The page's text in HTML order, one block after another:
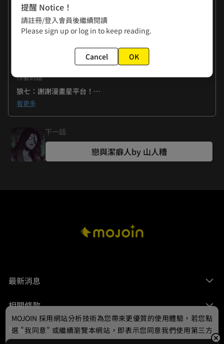
蘇茉茉
狼七
作者的話
狼七：謝謝漫畫星平台！
很榮幸參與這次的週年特別企劃，斗膽亂入了泥馬老師的疾走
希望依如不要被嚇跑，繼續為了戀愛而勇敢疾走吧！
漫畫星★生日快樂！要一起前進長長久久喔
▶原作看這邊٩(๑•̀ω•́๑)۶：https://bean.fun/kmw5g &
看更多
下一話
戀與潔癖人by 山人糟
最新消息
相關條款
聯絡我們
MOJOIN 採用網站分析技術為您帶來更優質的使用體驗，若您點
選 "我同意" 或繼續瀏覽本網站，即表示您同意我們使用第三方
Cookie，欲瞭解更多資訊請見隱私權政策。
提醒 Notice！
請註冊/登入會員後繼續閱讀
Please sign up or log in to keep reading.
Cancel OK